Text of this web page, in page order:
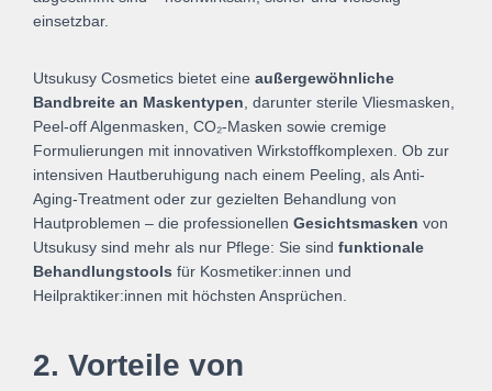
einsetzbar.
Utsukusy Cosmetics bietet eine außergewöhnliche
Bandbreite an Maskentypen , darunter sterile Vliesmasken,
Peel-off Algenmasken, CO₂-Masken sowie cremige
Formulierungen mit innovativen Wirkstoffkomplexen. Ob zur
intensiven Hautberuhigung nach einem Peeling, als Anti-
Aging-Treatment oder zur gezielten Behandlung von
Hautproblemen – die professionellen Gesichtsmasken von
Utsukusy sind mehr als nur Pflege: Sie sind funktionale
Behandlungstools für Kosmetiker:innen und
Heilpraktiker:innen mit höchsten Ansprüchen.
2. Vorteile von